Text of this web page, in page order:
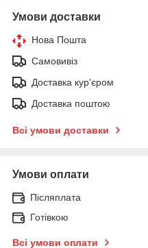
Умови доставки
Нова Пошта
Самовивіз
Доставка кур'єром
Доставка поштою
Всі умови доставки
Умови оплати
Післяплата
Готівкою
Всі умови оплати